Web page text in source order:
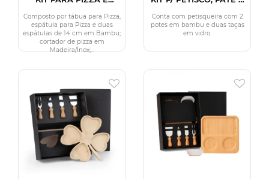
Composto por tábua para Pizza,
espátula para Pizza e duas
espátulas de 14 cm em Bambu;
cortador de pizza em
Madeira/Inox;...
Conta com petisqueira com 2
potes em bambu e duas taças
em vidro.